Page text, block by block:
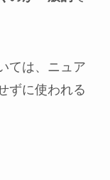
ては、ニュア
ずに使われる